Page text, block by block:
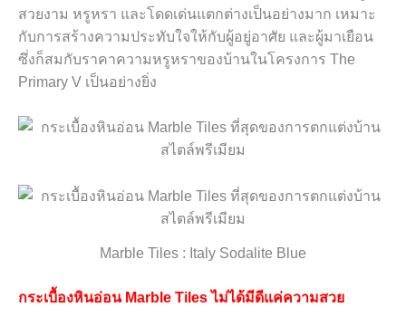
สวยงาม หรูหรา และโดดเด่นแตกต่างเป็นอย่างมาก เหมาะ
กับการสร้างความประทับใจให้กับผู้อยู่อาศัย และผู้มาเยือน
ซึ่งก็สมกับราคาความหรูหราของบ้านในโครงการ The
Primary V เป็นอย่างยิ่ง
Marble Tiles : Italy Sodalite Blue
กระเบื้องหินอ่อน Marble Tiles ไม่ได้มีดีแค่ความสวย